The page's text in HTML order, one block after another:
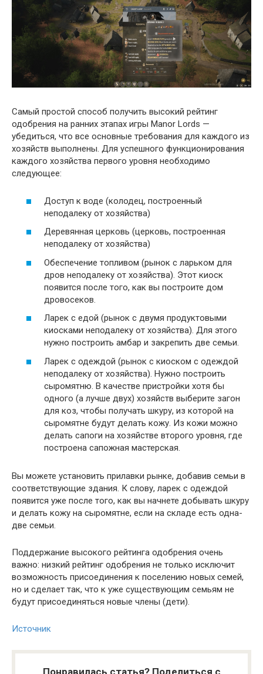
Самый простой способ получить высокий рейтинг
одобрения на ранних этапах игры Manor Lords —
убедиться, что все основные требования для каждого из
хозяйств выполнены. Для успешного функционирования
каждого хозяйства первого уровня необходимо
следующее:
Доступ к воде (колодец, построенный
неподалеку от хозяйства)
Деревянная церковь (церковь, построенная
неподалеку от хозяйства)
Обеспечение топливом (рынок с ларьком для
дров неподалеку от хозяйства). Этот киоск
появится после того, как вы построите дом
дровосеков.
Ларек с едой (рынок с двумя продуктовыми
киосками неподалеку от хозяйства). Для этого
нужно построить амбар и закрепить две семьи.
Ларек с одеждой (рынок с киоском с одеждой
неподалеку от хозяйства). Нужно построить
сыромятню. В качестве пристройки хотя бы
одного (а лучше двух) хозяйств выберите загон
для коз, чтобы получать шкуру, из которой на
сыромятне будут делать кожу. Из кожи можно
делать сапоги на хозяйстве второго уровня, где
построена сапожная мастерская.
Вы можете установить прилавки рынке, добавив семьи в
соответствующие здания. К слову, ларек с одеждой
появится уже после того, как вы начнете добывать шкуру
и делать кожу на сыромятне, если на складе есть одна-
две семьи.
Поддержание высокого рейтинга одобрения очень
важно: низкий рейтинг одобрения не только исключит
возможность присоединения к поселению новых семей,
но и сделает так, что к уже существующим семьям не
будут присоединяться новые члены (дети).
Источник
Понравилась статья? Поделиться с